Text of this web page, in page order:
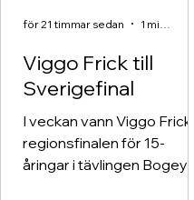
Viggo Frick till
Sverigefinal
I veckan vann Viggo Frick
regionsfinalen för 15-
åringar i tävlingen Bogeys
för 21 timmar sedan